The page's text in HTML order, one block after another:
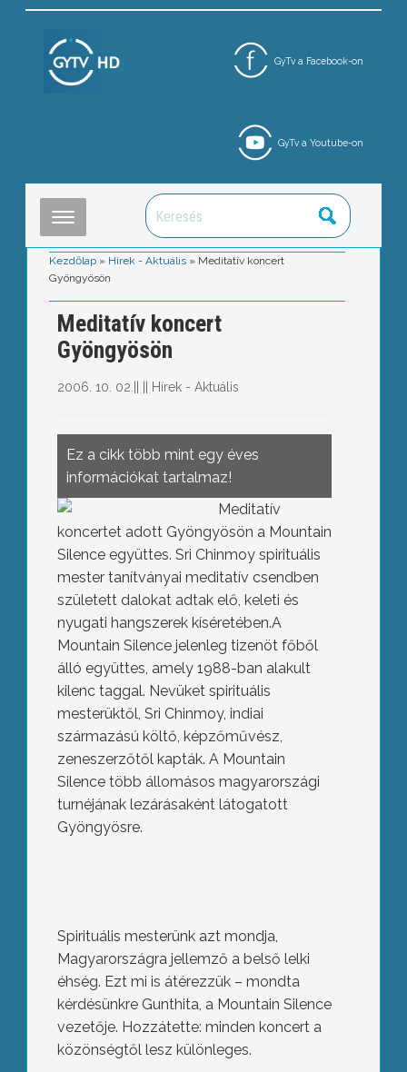
GyTv a Facebook-on
GyTv a Youtube-on
Kezdőlap » Hírek - Aktuális » Meditatív koncert
Gyöngyösön
Meditatív koncert
Gyöngyösön
2006. 10. 02. Hírek - Aktuális
Ez a cikk több mint egy éves
információkat tartalmaz!
Meditatív
koncertet adott Gyöngyösön a Mountain
Silence együttes. Sri Chinmoy spirituális
mester tanítványai meditatív csendben
született dalokat adtak elő, keleti és
nyugati hangszerek kíséretében.A
Mountain Silence jelenleg tizenöt főből
álló együttes, amely 1988-ban alakult
kilenc taggal. Nevüket spirituális
mesterüktől, Sri Chinmoy, indiai
származású költő, képzőművész,
zeneszerzőtől kapták. A Mountain
Silence több állomásos magyarországi
turnéjának lezárásaként látogatott
Gyöngyösre.
Spirituális mesterünk azt mondja,
Magyarországra jellemző a belső lelki
éhség. Ezt mi is átérezzük – mondta
kérdésünkre Gunthita, a Mountain Silence
vezetője. Hozzátette: minden koncert a
közönségtől lesz különleges.